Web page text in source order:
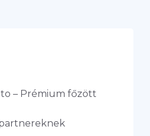
– Prémium főzött